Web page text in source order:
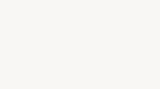
artikel